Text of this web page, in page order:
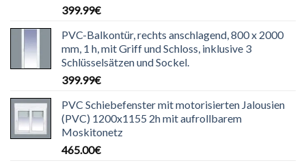
399.99€
PVC-Balkontür, rechts anschlagend, 800 x 2000
mm, 1 h, mit Griff und Schloss, inklusive 3
Schlüsselsätzen und Sockel.
399.99€
PVC Schiebefenster mit motorisierten Jalousien
(PVC) 1200x1155 2h mit aufrollbarem
Moskitonetz
465.00€